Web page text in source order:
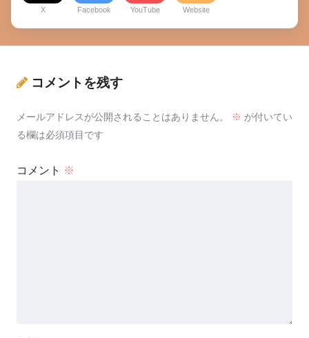
X Facebook YouTube Website
コメントを残す
メールアドレスが公開されることはありません。 ※ が付いてい
る欄は必須項目です
コメント ※